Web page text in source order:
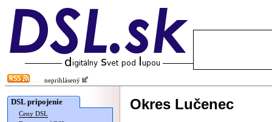
neprihlásený
DSL pripojenie
Ceny DSL
Okres Lučenec